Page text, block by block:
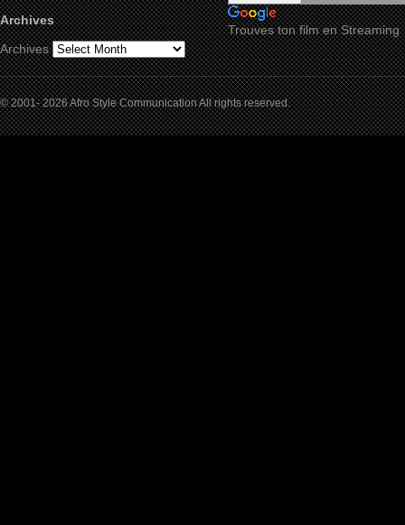
Archives
Archives
Trouves ton film en Streaming
© 2001- 2026 Afro Style Communication All rights reserved.